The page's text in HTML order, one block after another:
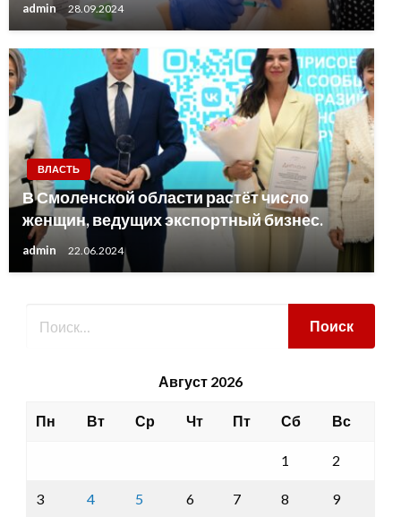
admin 28.09.2024
ВЛАСТЬ
В Смоленской области растёт число
женщин, ведущих экспортный бизнес.
admin 22.06.2024
Август 2026
Пн Вт Ср Чт Пт Сб Вс
1 2
3 4 5 6 7 8 9